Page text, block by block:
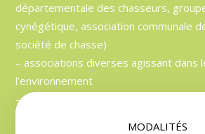
départementale des chasseurs,
cynégétique, association communale
société de chasse)
– associations diverses agissant dans
l’environnement
– concours d’agent ou de technicien
l’environnement (ONCFS, ONEMA,
MODALITÉS